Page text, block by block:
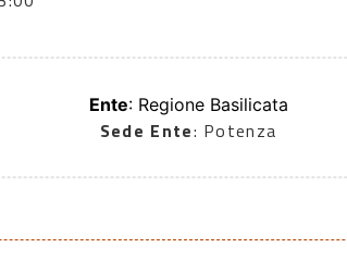
Ente: Regione Basilicata
Sede Ente: Potenza